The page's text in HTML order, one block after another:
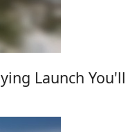
Launch You'll